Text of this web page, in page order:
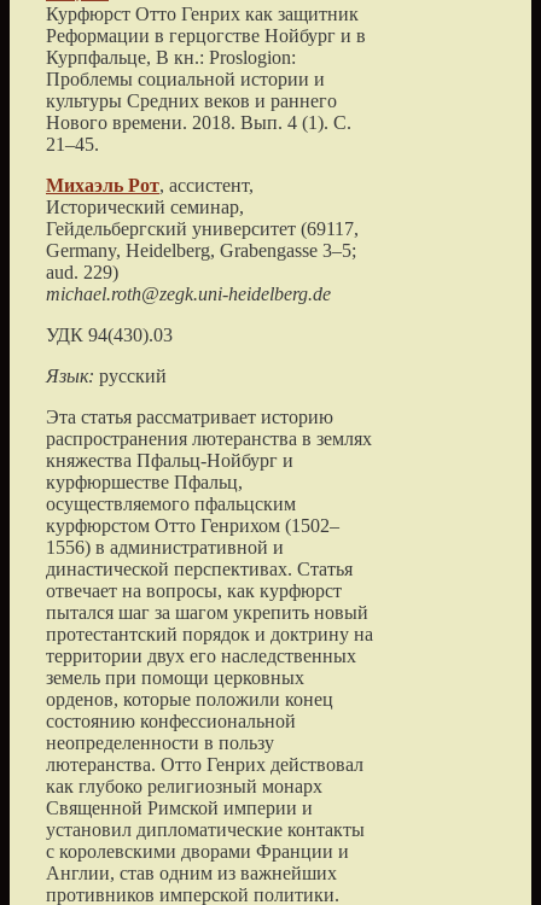
Курфюрст Отто Генрих как защитник
Реформации в герцогстве Нойбург и в
Курпфальце, В кн.: Proslogion:
Проблемы социальной истории и
культуры Средних веков и раннего
Нового времени. 2018. Вып. 4 (1). С.
21–45.
Михаэль Рот, ассистент,
Исторический семинар,
Гейдельбергский университет (69117,
Germany, Heidelberg, Grabengasse 3–5;
aud. 229)
michael.roth@zegk.uni-heidelberg.de
УДК 94(430).03
Язык: русский
Эта статья рассматривает историю
распространения лютеранства в землях
княжества Пфальц-Нойбург и
курфюршестве Пфальц,
осуществляемого пфальцским
курфюрстом Отто Генрихом (1502–
1556) в административной и
династической перспективах. Статья
отвечает на вопросы, как курфюрст
пытался шаг за шагом укрепить новый
протестантский порядок и доктрину на
территории двух его наследственных
земель при помощи церковных
орденов, которые положили конец
состоянию конфессиональной
неопределенности в пользу
лютеранства. Отто Генрих действовал
как глубоко религиозный монарх
Священной Римской империи и
установил дипломатические контакты
с королевскими дворами Франции и
Англии, став одним из важнейших
противников имперской политики.